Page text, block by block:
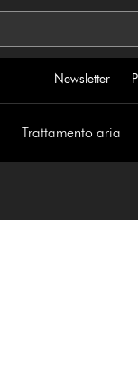
Newsletter
Trattamento aria